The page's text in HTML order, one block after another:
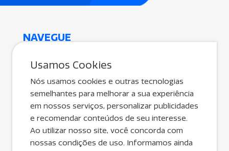
Usamos Cookies
Nós usamos cookies e outras tecnologias
semelhantes para melhorar a sua experiência
em nossos serviços, personalizar publicidades
e recomendar conteúdos de seu interesse.
Ao utilizar nosso site, você concorda com
nossas condições de uso. Informamos ainda
NAVEGUE
Inicial
Soluções
Fale Conosco
Canal Exclusivo Para Parceiros
Quero Ser Parceiro